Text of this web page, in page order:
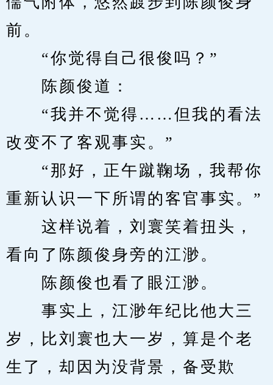
前。
“你觉得自己很俊吗？”
陈颜俊道：
“我并不觉得……但我的看法
改变不了客观事实。”
“那好，正午蹴鞠场，我帮你
重新认识一下所谓的客官事实。”
这样说着，刘寰笑着扭头，
看向了陈颜俊身旁的江渺。
陈颜俊也看了眼江渺。
事实上，江渺年纪比他大三
岁，比刘寰也大一岁，算是个老
生了，却因为没背景，备受欺